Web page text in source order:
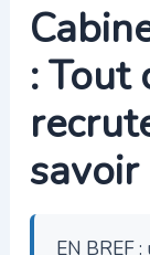
: Tout
savoir
EN BREF